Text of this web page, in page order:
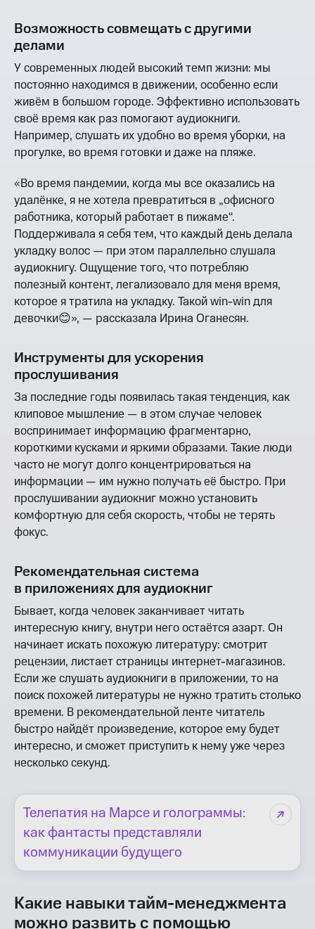
Возможность совмещать с другими
делами
У современных людей высокий темп жизни: мы
постоянно находимся в движении, особенно если
живём в большом городе. Эффективно использовать
своё время как раз помогают аудиокниги.
Например, слушать их удобно во время уборки, на
прогулке, во время готовки и даже на пляже.
«Во время пандемии, когда мы все оказались на
удалёнке, я не хотела превратиться в „офисного
работника, который работает в пижаме“.
Поддерживала я себя тем, что каждый день делала
укладку волос — при этом параллельно слушала
аудиокнигу. Ощущение того, что потребляю
полезный контент, легализовало для меня время,
которое я тратила на укладку. Такой win-win для
девочки😊», — рассказала Ирина Оганесян.
Инструменты для ускорения
прослушивания
За последние годы появилась такая тенденция, как
клиповое мышление — в этом случае человек
воспринимает информацию фрагментарно,
короткими кусками и яркими образами. Такие люди
часто не могут долго концентрироваться на
информации — им нужно получать её быстро. При
прослушивании аудиокниг можно установить
комфортную для себя скорость, чтобы не терять
фокус.
Рекомендательная система
в приложениях для аудиокниг
Бывает, когда человек заканчивает читать
интересную книгу, внутри него остаётся азарт. Он
начинает искать похожую литературу: смотрит
рецензии, листает страницы интернет-магазинов.
Если же слушать аудиокниги в приложении, то на
поиск похожей литературы не нужно тратить столько
времени. В рекомендательной ленте читатель
быстро найдёт произведение, которое ему будет
интересно, и сможет приступить к нему уже через
несколько секунд.
Телепатия на Марсе и голограммы:
как фантасты представляли
коммуникации будущего
Какие навыки тайм-менеджмента
можно развить с помощью